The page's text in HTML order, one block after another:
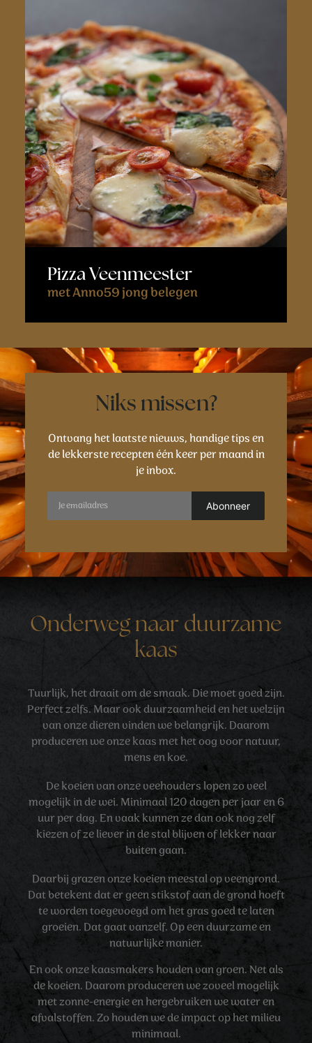
Pizza Veenmeester
met Anno59 jong belegen
Niks missen?
Ontvang het laatste nieuws, handige tips en
de lekkerste recepten één keer per maand in
je inbox.
Onderweg naar duurzame
kaas
Tuurlijk, het draait om de smaak. Die moet goed zijn.
Perfect zelfs. Maar ook duurzaamheid en het welzijn
van onze dieren vinden we belangrijk. Daarom
produceren we onze kaas met het oog voor natuur,
mens en koe.
De koeien van onze veehouders lopen zo veel
mogelijk in de wei. Minimaal 120 dagen per jaar en 6
uur per dag. En vaak kunnen ze dan ook nog zelf
kiezen of ze liever in de stal blijven of lekker naar
buiten gaan.
Daarbij grazen onze koeien meestal op veengrond.
Dat betekent dat er geen stikstof aan de grond hoeft
te worden toegevoegd om het gras goed te laten
groeien. Dat gaat vanzelf. Op een duurzame en
natuurlijke manier.
En ook onze kaasmakers houden van groen. Net als
de koeien. Daarom produceren we zoveel mogelijk
met zonne-energie en hergebruiken we water en
afvalstoffen. Zo houden we de impact op het milieu
minimaal.